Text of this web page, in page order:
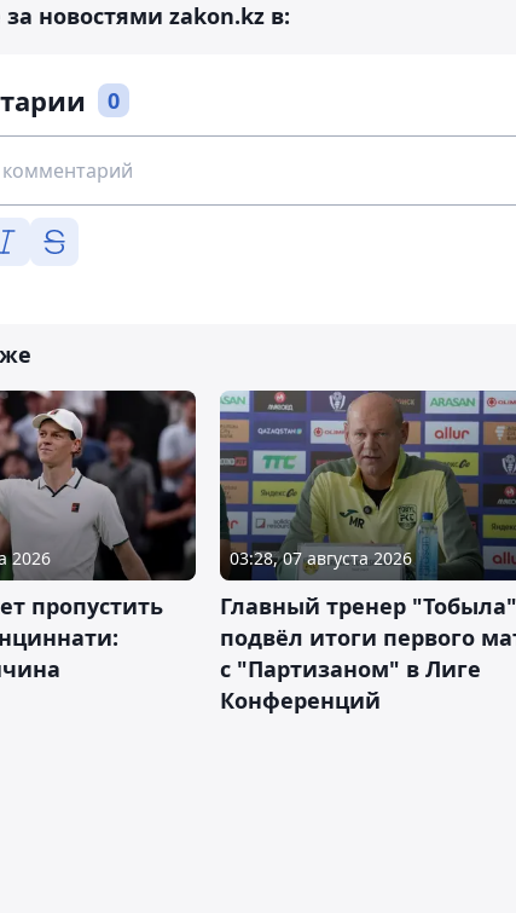
новостями zakon.kz в:
0
2026
пропустить
03:28, 07 августа 2026
Главный тренер "Тобыла"
подвёл итоги первого
с "Партизаном" в Лиге
Конференций